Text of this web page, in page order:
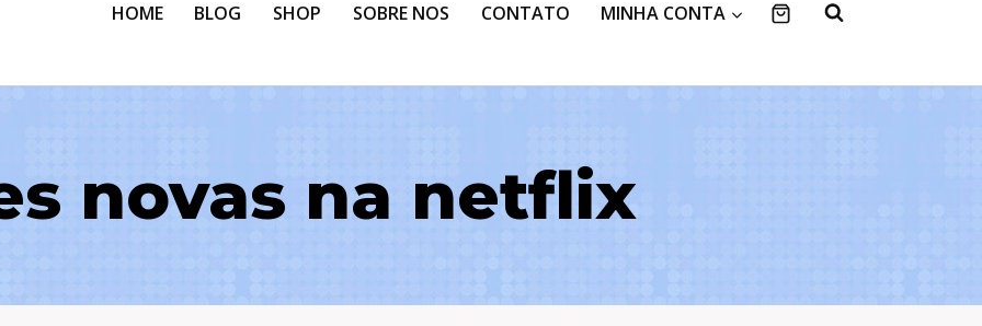
HOME BLOG SHOP SOBRE NOS CONTATO MINHA CONTA
novas na netflix